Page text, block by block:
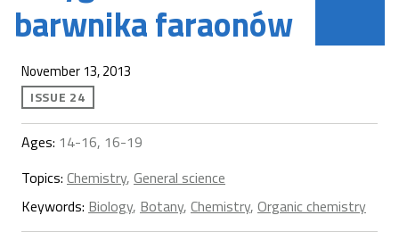
barwnika faraonów
November 13, 2013
ISSUE 24
Ages: 14-16, 16-19
Topics: Chemistry, General science
Keywords: Biology, Botany, Chemistry, Organic chemistry